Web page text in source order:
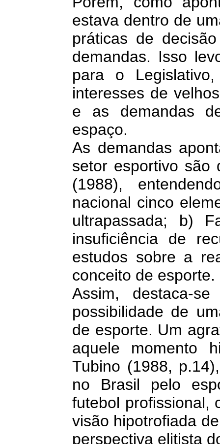
estava dentro de
práticas de
demandas. Isso
para o
interesses de
e as demandas
espaço.
As demandas
setor esportivo são
(1988),
nacional cinco
ultrapassada; b)
insuficiência de
estudos sobre a
conceito de esporte.
Assim, destaca-
possibilidade de
de esporte. Um
aquele momento
Tubino (1988,
no Brasil pelo
futebol profissional,
visão hipotrofiada
perspectiva elitista